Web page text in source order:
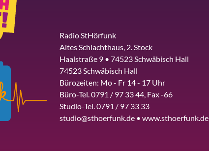
Radio StHörfunk
Altes Schlachthaus, 2. Stock
Haalstraße 9 • 74523 Schwäbisch Hall
74523 Schwäbisch Hall
Bürozeiten: Mo - Fr 14 - 17 Uhr
Büro-Tel. 0791 / 97 33 44, Fax -66
Studio-Tel. 0791 / 97 33 33
studio@sthoerfunk.de • www.sthoerfunk.de